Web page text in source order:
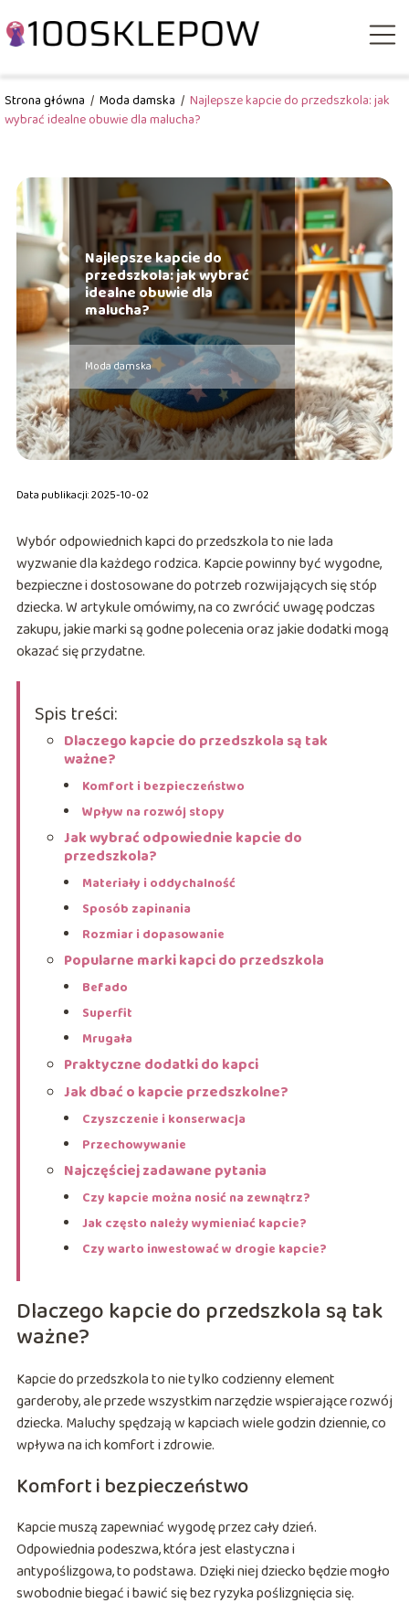
Strona główna / Moda damska / Najlepsze kapcie do przedszkola: jak
wybrać idealne obuwie dla malucha?
Najlepsze kapcie do
przedszkola: jak wybrać
idealne obuwie dla
malucha?
Moda damska
Data publikacji: 2025-10-02
Wybór odpowiednich kapci do przedszkola to nie lada
wyzwanie dla każdego rodzica. Kapcie powinny być wygodne,
bezpieczne i dostosowane do potrzeb rozwijających się stóp
dziecka. W artykule omówimy, na co zwrócić uwagę podczas
zakupu, jakie marki są godne polecenia oraz jakie dodatki mogą
okazać się przydatne.
Spis treści:
Dlaczego kapcie do przedszkola są tak
ważne?
Komfort i bezpieczeństwo
Wpływ na rozwój stopy
Jak wybrać odpowiednie kapcie do
przedszkola?
Materiały i oddychalność
Sposób zapinania
Rozmiar i dopasowanie
Popularne marki kapci do przedszkola
Befado
Superfit
Mrugała
Praktyczne dodatki do kapci
Jak dbać o kapcie przedszkolne?
Czyszczenie i konserwacja
Przechowywanie
Najczęściej zadawane pytania
Czy kapcie można nosić na zewnątrz?
Jak często należy wymieniać kapcie?
Czy warto inwestować w drogie kapcie?
Dlaczego kapcie do przedszkola są tak
ważne?
Kapcie do przedszkola to nie tylko codzienny element
garderoby, ale przede wszystkim narzędzie wspierające rozwój
dziecka. Maluchy spędzają w kapciach wiele godzin dziennie, co
wpływa na ich komfort i zdrowie.
Komfort i bezpieczeństwo
Kapcie muszą zapewniać wygodę przez cały dzień.
Odpowiednia podeszwa, która jest elastyczna i
antypoślizgowa, to podstawa. Dzięki niej dziecko będzie mogło
swobodnie biegać i bawić się bez ryzyka poślizgnięcia się.